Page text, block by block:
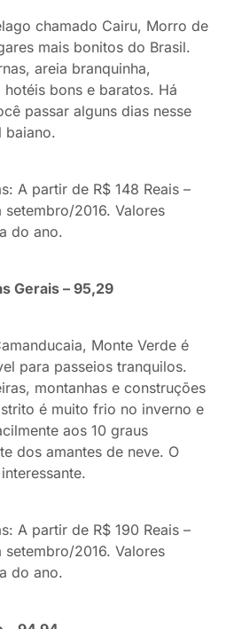
chamado Cairu, Morro de
mais bonitos do Brasil.
areia branquinha,
bons e baratos. Há
passar alguns dias nesse
baiano.
A partir de R$ 148 Reais –
2016. Valores
do ano.
Gerais – 95,29
Monte Verde é
para passeios tranquilos.
montanhas e construções
é muito frio no inverno e
aos 10 graus
dos amantes de neve. O
A partir de R$ 190 Reais –
2016. Valores
do ano.